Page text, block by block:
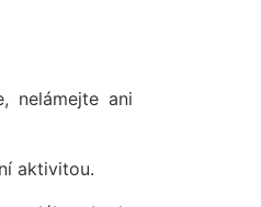
nelámejte ani
aktivitou.